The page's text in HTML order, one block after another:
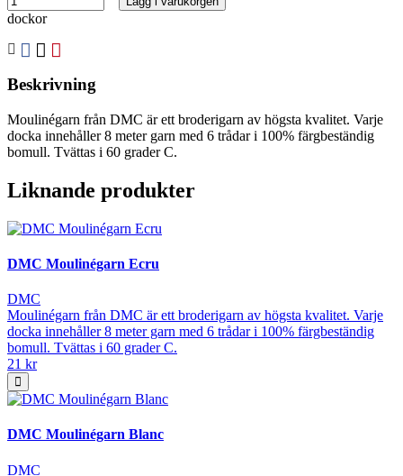
dockor
Beskrivning
Moulinégarn från DMC är ett broderigarn av högsta kvalitet. Varje
docka innehåller 8 meter garn med 6 trådar i 100% färgbeständig
bomull. Tvättas i 60 grader C.
Liknande produkter
DMC Moulinégarn Ecru
DMC
Moulinégarn från DMC är ett broderigarn av högsta kvalitet. Varje
docka innehåller 8 meter garn med 6 trådar i 100% färgbeständig
bomull. Tvättas i 60 grader C.
21 kr
DMC Moulinégarn Blanc
DMC